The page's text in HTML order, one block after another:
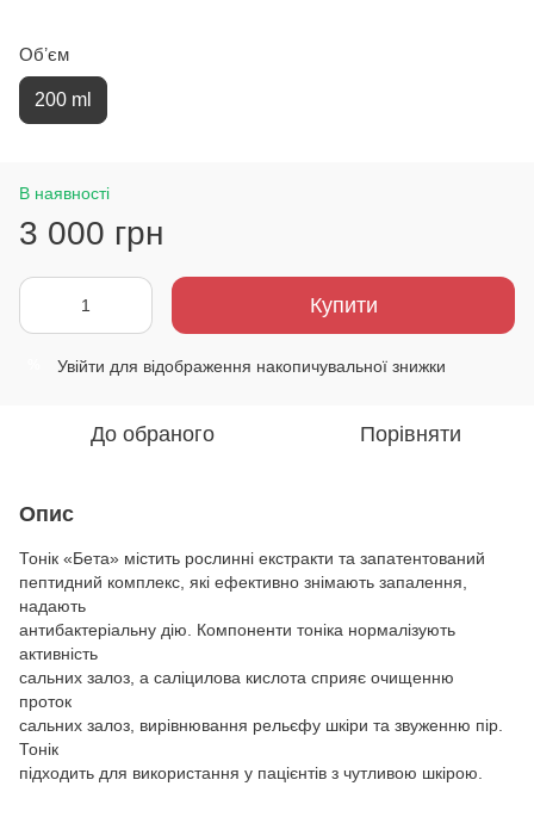
Обʼєм
200 ml
В наявності
3 000 грн
Купити
Увійти для відображення накопичувальної знижки
До обраного Порівняти
Опис
Тонік «Бета» містить рослинні екстракти та запатентований
пептидний комплекс, які ефективно знімають запалення,
надають
антибактеріальну дію. Компоненти тоніка нормалізують
активність
сальних залоз, а саліцилова кислота сприяє очищенню
проток
сальних залоз, вирівнювання рельєфу шкіри та звуженню пір.
Тонік
підходить для використання у пацієнтів з чутливою шкірою.